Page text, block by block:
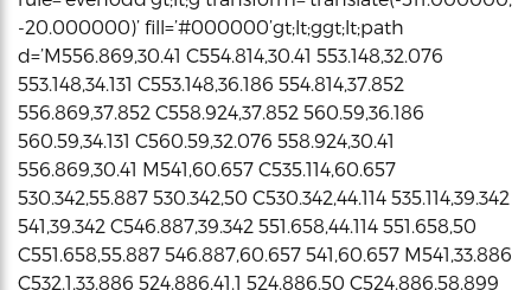
-20.000000)’ fill=’#000000’gt;lt;ggt;lt;path
d=’M556.869,30.41 C554.814,30.41 553.148,32.076
553.148,34.131 C553.148,36.186 554.814,37.852
556.869,37.852 C558.924,37.852 560.59,36.186
560.59,34.131 C560.59,32.076 558.924,30.41
556.869,30.41 M541,60.657 C535.114,60.657
530.342,55.887 530.342,50 C530.342,44.114 535.114,39.342
541,39.342 C546.887,39.342 551.658,44.114 551.658,50
C551.658,55.887 546.887,60.657 541,60.657 M541,33.886
C532.1,33.886 524.886,41.1 524.886,50 C524.886,58.899